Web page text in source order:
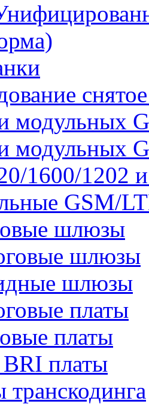
модульных
модульных
1600/1202
GSM/
шлюзы
шлюзы
шлюзы
платы
платы
платы
транскодинга